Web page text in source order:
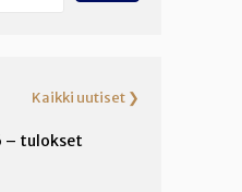
Kaikki uutiset ❯
– tulokset